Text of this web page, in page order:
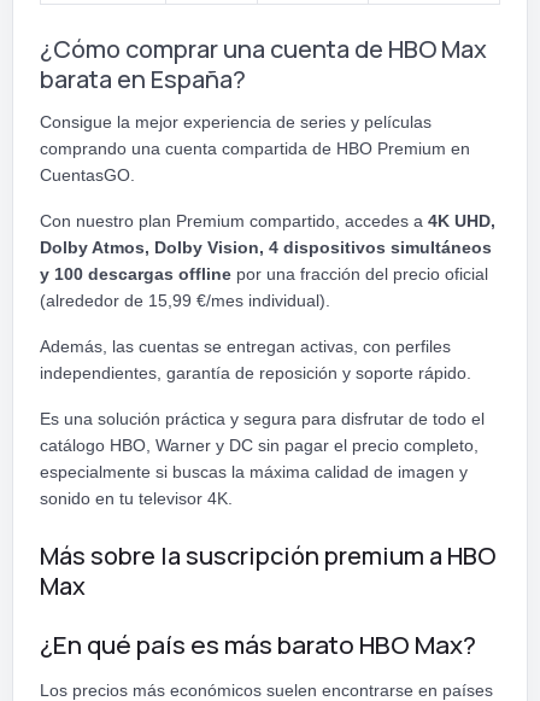
¿Cómo comprar una cuenta de HBO Max
barata en España?
Consigue la mejor experiencia de series y películas
comprando una cuenta compartida de HBO Premium en
CuentasGO.
Con nuestro plan Premium compartido, accedes a 4K UHD,
Dolby Atmos, Dolby Vision, 4 dispositivos simultáneos
y 100 descargas offline por una fracción del precio oficial
(alrededor de 15,99 €/mes individual).
Además, las cuentas se entregan activas, con perfiles
independientes, garantía de reposición y soporte rápido.
Es una solución práctica y segura para disfrutar de todo el
catálogo HBO, Warner y DC sin pagar el precio completo,
especialmente si buscas la máxima calidad de imagen y
sonido en tu televisor 4K.
Más sobre la suscripción premium a HBO
Max
¿En qué país es más barato HBO Max?
Los precios más económicos suelen encontrarse en países